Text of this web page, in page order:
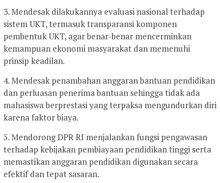
3. Mendesak dilakukannya evaluasi nasional terhadap
sistem UKT, termasuk transparansi komponen
pembentuk UKT, agar benar-benar mencerminkan
kemampuan ekonomi masyarakat dan memenuhi
prinsip keadilan.
4. Mendesak penambahan anggaran bantuan pendidikan
dan perluasan penerima bantuan sehingga tidak ada
mahasiswa berprestasi yang terpaksa mengundurkan diri
karena faktor biaya.
5. Mendorong DPR RI menjalankan fungsi pengawasan
terhadap kebijakan pembiayaan pendidikan tinggi serta
memastikan anggaran pendidikan digunakan secara
efektif dan tepat sasaran.